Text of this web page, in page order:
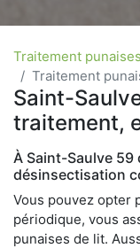
Traitement
Traitement
Saint-
traitement,
À Saint-Saulve
désinsectisation
Vous pouvez opter
périodique, vous
punaises de lit.